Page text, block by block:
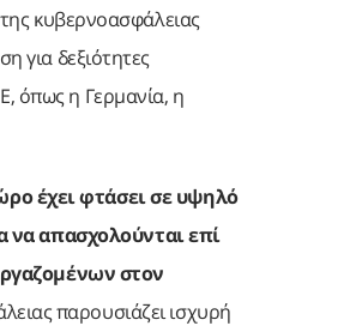
κυβερνοασφάλειας
για δεξιότητες
όπως η Γερμανία, η
έχει φτάσει σε υψηλό
να απασχολούνται επί
στον
παρουσιάζει ισχυρή